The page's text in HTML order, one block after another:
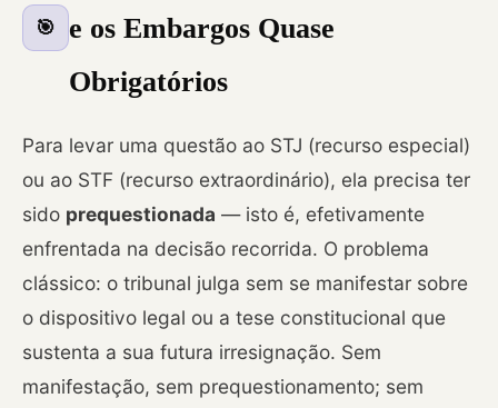
🎯
e os Embargos Quase
Obrigatórios
Para levar uma questão ao STJ (recurso especial)
ou ao STF (recurso extraordinário), ela precisa ter
sido prequestionada — isto é, efetivamente
enfrentada na decisão recorrida. O problema
clássico: o tribunal julga sem se manifestar sobre
o dispositivo legal ou a tese constitucional que
sustenta a sua futura irresignação. Sem
manifestação, sem prequestionamento; sem